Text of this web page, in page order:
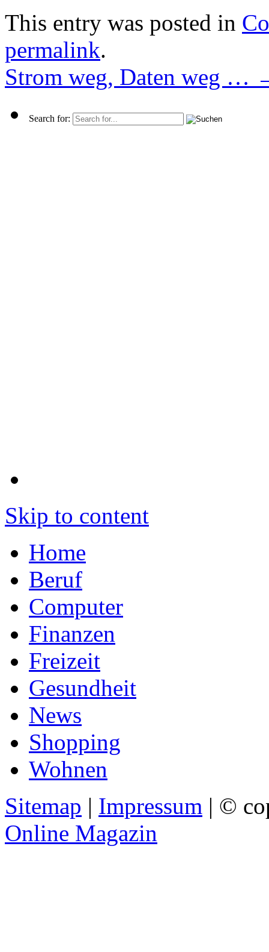
This entry was posted in
permalink.
Strom weg, Daten weg …
Search for:
Skip to content
Home
Beruf
Computer
Finanzen
Freizeit
Gesundheit
News
Shopping
Wohnen
Sitemap | Impressum | ©
Online Magazin